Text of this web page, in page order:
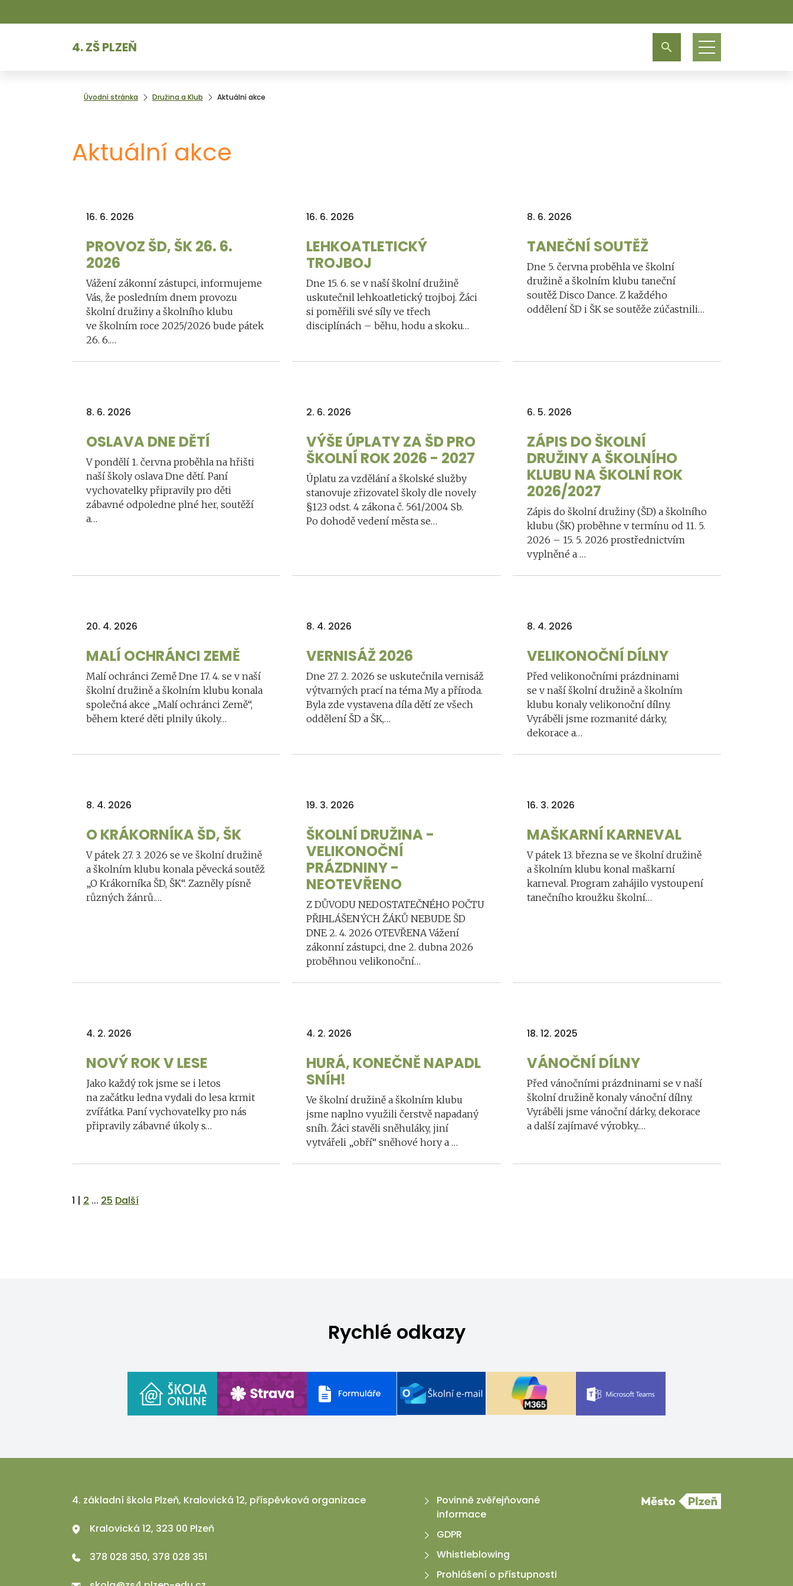
4. ZŠ PLZEŇ
Úvodní stránka Družina a Klub Aktuální akce
Aktuální akce
16. 6. 2026
PROVOZ ŠD, ŠK 26. 6.
2026
Vážení zákonní zástupci, informujeme
Vás, že posledním dnem provozu
školní družiny a školního klubu
ve školním roce 2025/2026 bude pátek
26. 6.…
16. 6. 2026
LEHKOATLETICKÝ
TROJBOJ
Dne 15. 6. se v naší školní družině
uskutečnil lehkoatletický trojboj. Žáci
si poměřili své síly ve třech
disciplínách – běhu, hodu a skoku…
8. 6. 2026
TANEČNÍ SOUTĚŽ
Dne 5. června proběhla ve školní
družině a školním klubu taneční
soutěž Disco Dance. Z každého
oddělení ŠD i ŠK se soutěže zúčastnili…
8. 6. 2026
OSLAVA DNE DĚTÍ
V pondělí 1. června proběhla na hřišti
naší školy oslava Dne dětí. Paní
vychovatelky připravily pro děti
zábavné odpoledne plné her, soutěží
a…
2. 6. 2026
VÝŠE ÚPLATY ZA ŠD PRO
ŠKOLNÍ ROK 2026 - 2027
Úplatu za vzdělání a školské služby
stanovuje zřizovatel školy dle novely
§123 odst. 4 zákona č. 561/2004 Sb.
Po dohodě vedení města se…
6. 5. 2026
ZÁPIS DO ŠKOLNÍ
DRUŽINY A ŠKOLNÍHO
KLUBU NA ŠKOLNÍ ROK
2026/2027
Zápis do školní družiny (ŠD) a školního
klubu (ŠK) proběhne v termínu od 11. 5.
2026 – 15. 5. 2026 prostřednictvím
vyplněné a …
20. 4. 2026
MALÍ OCHRÁNCI ZEMĚ
Malí ochránci Země Dne 17. 4. se v naší
školní družině a školním klubu konala
společná akce „Malí ochránci Země“,
během které děti plnily úkoly…
8. 4. 2026
VERNISÁŽ 2026
Dne 27. 2. 2026 se uskutečnila vernisáž
výtvarných prací na téma My a příroda.
Byla zde vystavena díla dětí ze všech
oddělení ŠD a ŠK,…
8. 4. 2026
VELIKONOČNÍ DÍLNY
Před velikonočními prázdninami
se v naší školní družině a školním
klubu konaly velikonoční dílny.
Vyráběli jsme rozmanité dárky,
dekorace a…
8. 4. 2026
O KRÁKORNÍKA ŠD, ŠK
V pátek 27. 3. 2026 se ve školní družině
a školním klubu konala pěvecká soutěž
„O Krákorníka ŠD, ŠK“. Zazněly písně
různých žánrů.…
19. 3. 2026
ŠKOLNÍ DRUŽINA -
VELIKONOČNÍ
PRÁZDNINY -
NEOTEVŘENO
Z DŮVODU NEDOSTATEČNÉHO POČTU
PŘIHLÁŠENÝCH ŽÁKŮ NEBUDE ŠD
DNE 2. 4. 2026 OTEVŘENA Vážení
zákonní zástupci, dne 2. dubna 2026
proběhnou velikonoční…
16. 3. 2026
MAŠKARNÍ KARNEVAL
V pátek 13. března se ve školní družině
a školním klubu konal maškarní
karneval. Program zahájilo vystoupení
tanečního kroužku školní…
4. 2. 2026
NOVÝ ROK V LESE
Jako každý rok jsme se i letos
na začátku ledna vydali do lesa krmit
zvířátka. Paní vychovatelky pro nás
připravily zábavné úkoly s…
4. 2. 2026
HURÁ, KONEČNĚ NAPADL
SNÍH!
Ve školní družině a školním klubu
jsme naplno využili čerstvě napadaný
sníh. Žáci stavěli sněhuláky, jiní
vytvářeli „obří“ sněhové hory a …
18. 12. 2025
VÁNOČNÍ DÍLNY
Před vánočními prázdninami se v naší
školní družině konaly vánoční dílny.
Vyráběli jsme vánoční dárky, dekorace
a další zajímavé výrobky.…
1 | 2 ... 25 Další
Rychlé odkazy
4. základní škola Plzeň, Kralovická 12, příspěvková organizace
Kralovická 12, 323 00 Plzeň
378 028 350, 378 028 351
Povinně zvěřejňované
informace
GDPR
Whistleblowing
Prohlášení o přístupnosti